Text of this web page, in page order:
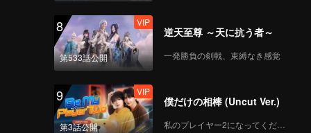
8
第533話公開
VIP
逆天至尊 ～天に抗う者～
一発勝負の剣戟、束縛なき感覚
9
第3話公開
VIP
僕だけの相棒 (Uncut Ver.)
私のプレイヤー2になってください